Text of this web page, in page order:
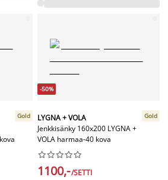
Gold
-50%
LYGNA + VOLA
Jenkkisänky 160x200 LYGNA +
VOLA harmaa-40 kova
Gold






1100,-/SETTI